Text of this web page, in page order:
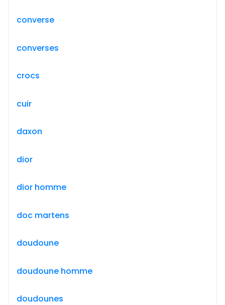
converse
converses
crocs
cuir
daxon
dior
dior homme
doc martens
doudoune
doudoune homme
doudounes